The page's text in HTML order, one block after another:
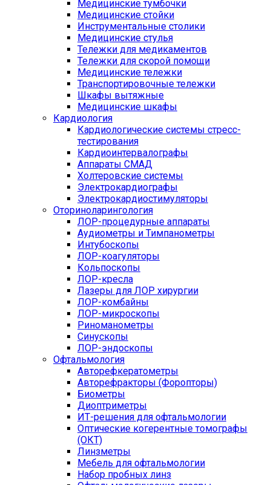
Медицинские тумбочки
Медицинские стойки
Инструментальные столики
Медицинские стулья
Тележки для медикаментов
Тележки для скорой помощи
Медицинские тележки
Транспортировочные тележки
Шкафы вытяжные
Медицинские шкафы
Кардиология
Кардиологические системы стресс-
тестирования
Кардиоинтервалографы
Аппараты СМАД
Холтеровские системы
Электрокардиографы
Электрокардиостимуляторы
Оториноларингология
ЛОР-процедурные аппараты
Аудиометры и Тимпанометры
Интубоскопы
ЛОР-коагуляторы
Кольпоскопы
ЛОР-кресла
Лазеры для ЛОР хирургии
ЛОР-комбайны
ЛОР-микроскопы
Риноманометры
Синускопы
ЛОР-эндоскопы
Офтальмология
Авторефкератометры
Авторефракторы (Форопторы)
Биометры
Диоптриметры
ИТ-решения для офтальмологии
Оптические когерентные томографы
(ОКТ)
Линзметры
Мебель для офтальмологии
Набор пробных линз